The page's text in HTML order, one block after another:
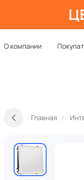
О компании
Главная